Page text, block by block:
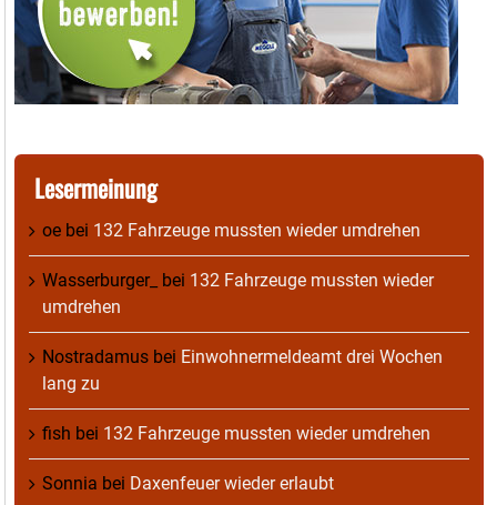
Lesermeinung
oe bei 132 Fahrzeuge mussten wieder umdrehen
Wasserburger_ bei 132 Fahrzeuge mussten wieder
umdrehen
Nostradamus bei Einwohnermeldeamt drei Wochen
lang zu
fish bei 132 Fahrzeuge mussten wieder umdrehen
Sonnia bei Daxenfeuer wieder erlaubt